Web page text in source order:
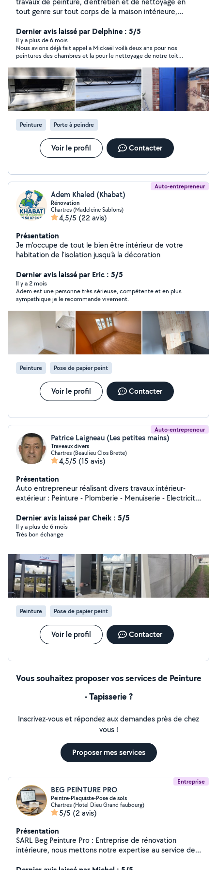
tout genre sur tout corps de la maison intérieure,
à base pression, anti-mousse , hydrofuge.. Vérification
d'infiltration d'eau sur toiture entretien cour de jardin,
dalle béton .. travaux de maçonnerie, petit travaux de
maçonnerie nettoyage de gouttières en tout genre , alu
, zing , pvc , cuivre ... réalisation de travaux en espace
vert sur parc et jardin , taille de haie , élagage, ététage,
abattage, taille d'arbre fruitier, évacuation des déchets,
désherbage...
Dernier avis laissé par Delphine : 5/5
Il y a plus de 6 mois
Nous avions déjà fait appel a Mickaël voilà deux ans pour nos
peintures des chambres et la pour le nettoyage de notre toit
appel a lui pour d autres travaux merci Mickaël
Peinture Porte à peindre
Voir le profil Contacter
Auto-entrepreneur
Adem Khaled (Khabat)
Rénovation
Chartres (Madeleine Sablons)
4,5/5 (22 avis)
Présentation
Je m'occupe de tout le bien être intérieur de votre
habitation de l'isolation jusqu'à la décoration
Dernier avis laissé par Eric : 5/5
Il y a 2 mois
Adem est une personne très sérieuse, compétente et en plus
sympathique je le recommande vivement.
Peinture Pose de papier peint
Voir le profil Contacter
Auto-entrepreneur
Patrice Laigneau (Les petites mains)
Traveaux divers
Chartres (Beaulieu Clos Brette)
4,5/5 (15 avis)
Présentation
Auto entrepreneur réalisant divers travaux intérieur-
extérieur : Peinture - Plomberie - Menuiserie - Electricité
mobilier- Travaux divers de jardinage - remise en
Dernier avis laissé par Cheik : 5/5
Il y a plus de 6 mois
Très bon échange
Peinture Pose de papier peint
Voir le profil Contacter
Vous souhaitez proposer vos services de Peinture
- Tapisserie ?
Inscrivez-vous et répondez aux demandes près de chez
vous !
Proposer mes services
Entreprise
BEG PEINTURE PRO
Peintre-Plaquiste-Pose de sols
Chartres (Hotel Dieu Grand faubourg)
5/5 (2 avis)
Présentation
SARL Beg Peinture Pro : Entreprise de rénovation
intérieure, nous mettons notre expertise au service de